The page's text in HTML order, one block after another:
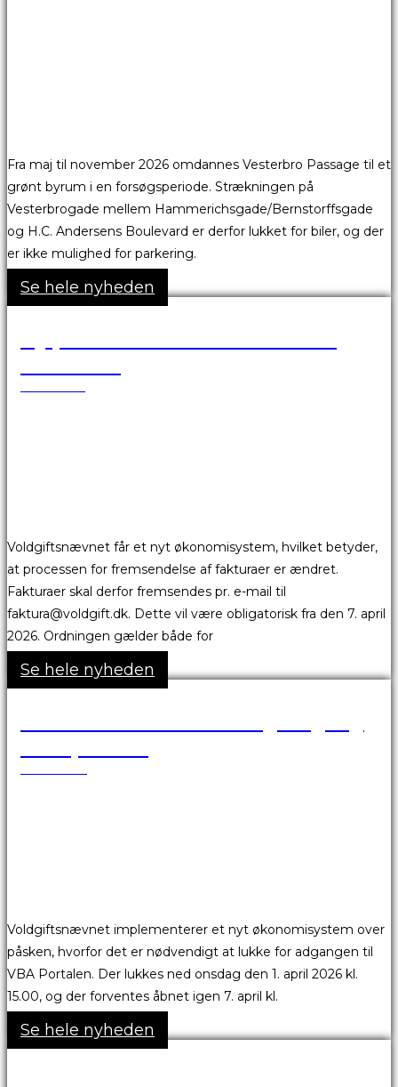
Fra maj til november 2026 omdannes Vesterbro Passage til et
grønt byrum i en forsøgsperiode. Strækningen på
Vesterbrogade mellem Hammerichsgade/Bernstorffsgade
og H.C. Andersens Boulevard er derfor lukket for biler, og der
er ikke mulighed for parkering.
Se hele nyheden
Voldgiftsnævnet får et nyt økonomisystem, hvilket betyder,
at processen for fremsendelse af fakturaer er ændret.
Fakturaer skal derfor fremsendes pr. e-mail til
faktura@voldgift.dk. Dette vil være obligatorisk fra den 7. april
2026. Ordningen gælder både for
Se hele nyheden
Voldgiftsnævnet implementerer et nyt økonomisystem over
påsken, hvorfor det er nødvendigt at lukke for adgangen til
VBA Portalen. Der lukkes ned onsdag den 1. april 2026 kl.
15.00, og der forventes åbnet igen 7. april kl.
Se hele nyheden